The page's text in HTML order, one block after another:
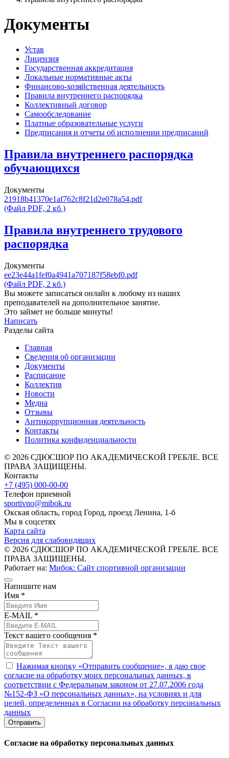
Документы
Устав
Лицензия
Государственная аккредитация
Локальные нормативные акты
Финансово-хозяйственная деятельность
Правила внутреннего распорядка
Коллективный договор
Самообследование
Платные образовательные услуги
Предписания и отчеты об исполнении предписаний
Правила внутреннего распорядка
обучающихся
Документы
21918b41370e1af762c8f21d2e078a54.pdf
(Файл PDF, 2 кб.)
Правила внутреннего трудового
распорядка
Документы
ee23e44a1fef0a4941a707187f58ebf0.pdf
(Файл PDF, 2 кб.)
Вы можете записаться онлайн к любому из наших
преподавателей на дополнительное занятие.
Это займет не больше минуты!
Написать
Разделы сайта
Главная
Сведения об организации
Документы
Расписание
Коллектив
Новости
Медиа
Отзывы
Антикоррупционная деятельность
Контакты
Политика конфиденциальности
© 2026 СДЮСШОР ПО АКАДЕМИЧЕСКОЙ ГРЕБЛЕ. ВСЕ
ПРАВА ЗАЩИЩЕНЫ.
Контакты
+7 (495) 000-00-00
Телефон приемной
sportivno@mibok.ru
Окская область, город Город, проезд Ленина, 1-б
Мы в соцсетях
Карта сайта
Версия для слабовидящих
© 2026 СДЮСШОР ПО АКАДЕМИЧЕСКОЙ ГРЕБЛЕ. ВСЕ
ПРАВА ЗАЩИЩЕНЫ.
Работает на: Мибок: Сайт спортивной организации
Напишите нам
Имя *
E-MAIL *
Текст вашего сообщения *
Нажимая кнопку «Отправить сообщение», я даю свое
согласие на обработку моих персональных данных, в
соответствии с Федеральным законом от 27.07.2006 года
№152-ФЗ «О персональных данных», на условиях и для
целей, определенных в Согласии на обработку персональных
данных
Отправить
Согласие на обработку персональных данных